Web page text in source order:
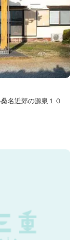
名近郊の源泉１０